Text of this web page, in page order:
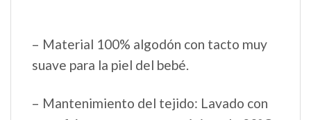
– Material 100% algodón con tacto muy
suave para la piel del bebé.
– Mantenimiento del tejido: Lavado con